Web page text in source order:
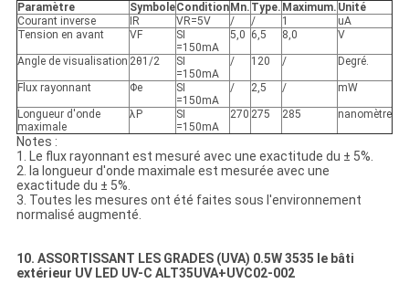
Paramètre SymboleCondition Mn. Type. Maximum. Unité
Courant inverse
IR VR=5V / / 1
uA
Tension en avant
VF
SI
=150mA
5,0 6,5 8,0 V
Angle de visualisation 2θ1/2
SI
=150mA
/ 120 / Degré.
Flux rayonnant Φe
SI
=150mA
/ 2,5 / mW
Longueur d'onde
maximale
λP
SI
=150mA
270 275 285 nanomètre
Notes :
1. Le flux rayonnant est mesuré avec une exactitude du ± 5%.
2. la longueur d'onde maximale est mesurée avec une
exactitude du ± 5%.
3. Toutes les mesures ont été faites sous l'environnement
normalisé augmenté.
10. ASSORTISSANT LES GRADES (UVA) 0.5W 3535 le bâti
extérieur UV LED UV-C ALT35UVA+UVC02-002